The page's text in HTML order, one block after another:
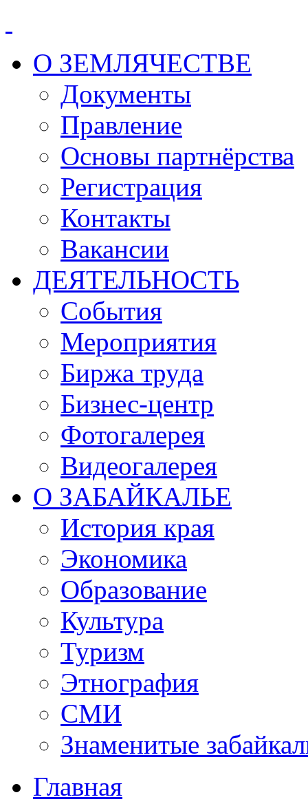
О ЗЕМЛЯЧЕСТВЕ
Документы
Правление
Основы партнёрства
Регистрация
Контакты
Вакансии
ДЕЯТЕЛЬНОСТЬ
События
Мероприятия
Биржа труда
Бизнес-центр
Фотогалерея
Видеогалерея
О ЗАБАЙКАЛЬЕ
История края
Экономика
Образование
Культура
Туризм
Этнография
СМИ
Знаменитые
Главная